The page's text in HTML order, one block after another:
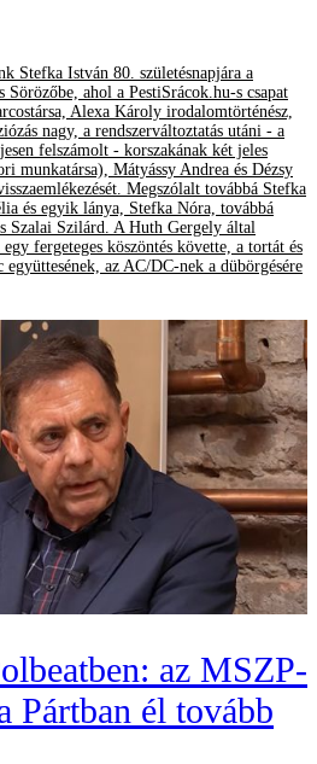
Stefka István 80. születésnapjára a
Sörözőbe, ahol a PestiSrácok.hu-s csapat
Alexa Károly irodalomtörténész,
nagy, a rendszerváltoztatás utáni - a
felszámolt - korszakának két jeles
munkatársa), Mátyássy Andrea és Dézsy
Megszólalt továbbá Stefka
és egyik lánya, Stefka Nóra, továbbá
Szalai Szilárd. A Huth Gergely által
fergeteges köszöntés követte, a tortát és
az AC/DC-nek a dübörgésére
az MSZP-
Pártban él tovább